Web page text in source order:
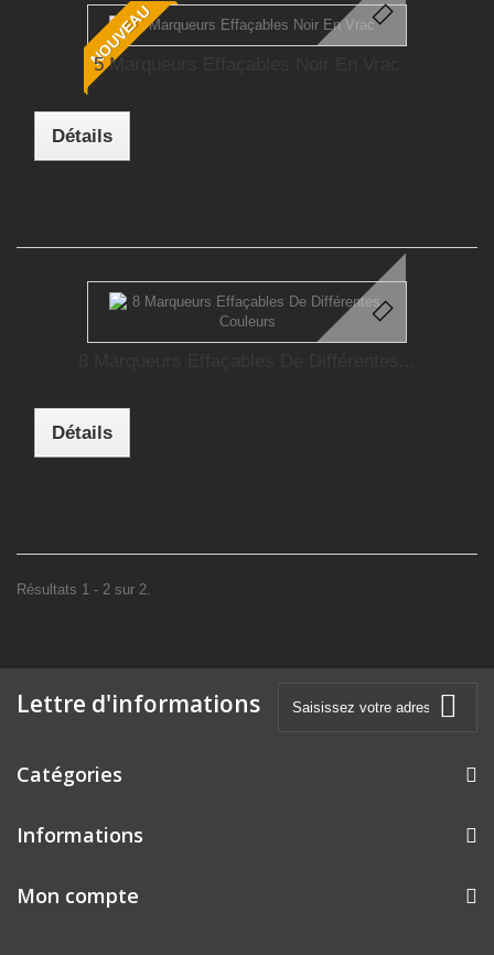
NOUVEAU
5 Marqueurs Effaçables Noir En Vrac
Détails
Détails
Résultats 1 - 2 sur 2.
Lettre d'informations
Catégories
Informations
Mon compte